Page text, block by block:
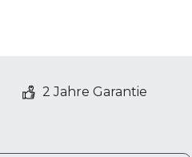
2 Jahre Garantie